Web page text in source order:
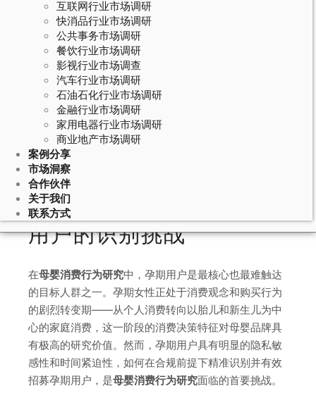
互联网行业市场调研
快消品行业市场调研
公共事务市场调研
餐饮行业市场调研
影视行业市场调查
汽车行业市场调研
石油石化行业市场调研
金融行业市场调研
家用电器行业市场调研
商业地产市场调研
案例分享
市场洞察
合作伙伴
关于我们
联系方式
June 17, 2026
餐饮门店调研方法的情绪分析方法：
顾客点评文本的情感倾向和痛点提取
母婴消费行为研究中孕期
用户的识别挑战
在母婴消费行为研究中，孕期用户是最核心也最难触达
的目标人群之一。孕期女性正处于消费观念和购买行为
的剧烈转变期——从个人消费转向以胎儿和新生儿为中
心的家庭消费，这一阶段的消费决策特征对母婴品牌具
有极高的研究价值。然而，孕期用户具有明显的隐私敏
感性和时间紧迫性，如何在合规前提下精准识别并有效
招募孕期用户，是母婴消费行为研究面临的首要挑战。